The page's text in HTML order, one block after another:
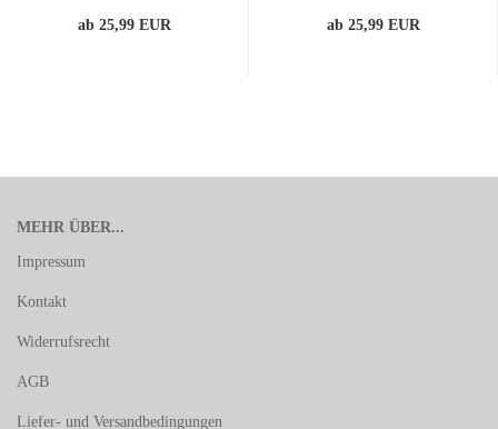
ab 25,99 EUR ab 25,99 EUR
MEHR ÜBER...
Impressum
Kontakt
Widerrufsrecht
AGB
Liefer- und Versandbedingungen